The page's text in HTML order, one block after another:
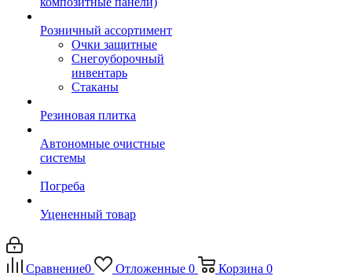
Розничный ассортимент
Очки защитные
Снегоуборочный
инвентарь
Стаканы
Резиновая плитка
Автономные очистные
системы
Погреба
Уцененный товар
Сравнение0 Отложенные 0 Корзина 0